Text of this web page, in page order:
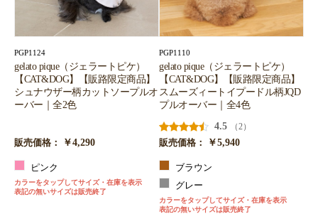
PGP1124
gelato pique（ジェラートピケ）
【CAT&DOG】【販路限定商品】
シュナウザー柄カットソープルオ
ーバー｜全2色
販売価格： ￥4,290
ピンク
カラーをタップしてサイズ・在庫を表示
表記の無いサイズは販売終了
PGP1110
gelato pique（ジェラートピケ）
【CAT&DOG】【販路限定商品】
スムーズィートイプードル柄JQD
プルオーバー｜全4色
4.5
（2）
販売価格：
￥5,940
ブラウン
グレー
カラーをタップしてサイズ・在庫を表示
表記の無いサイズは販売終了